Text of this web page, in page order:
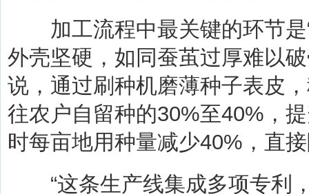
加工流程中最关键的环节是“
外壳坚硬，如同蚕茧过厚难以
说，通过刷种机磨薄种子表皮
往农户自留种的30%至40%，
时每亩地用种量减少40%，直
“这条生产线集成多项专利